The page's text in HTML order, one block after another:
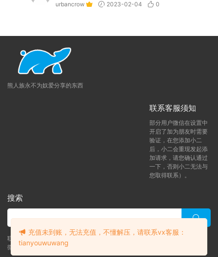
常见问题解决方案
本网站为一次付费全站免费模式。
urbancrow 2023-02-04 0
熊人族永不为奴爱分享的东西
联系客服须知
部分用户微信在设置中
开启了加为朋友时需要
验证，在您添加小二
后，小二会重现发起添
加请求，请您确认通过
一下，否则小二无法与
您取得联系）。
搜索
联系客服 (添加后告诉客服-来自熊人族咨询问题)
微信客服（tianyouwuwang）
充值未到账，无法充值，不懂解压，请联系vx客服：
tianyouwuwang